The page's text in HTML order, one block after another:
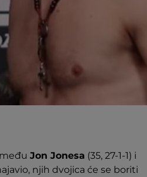
Jon Jonesa (35, 27-1-1) i
njih dvojica će se boriti